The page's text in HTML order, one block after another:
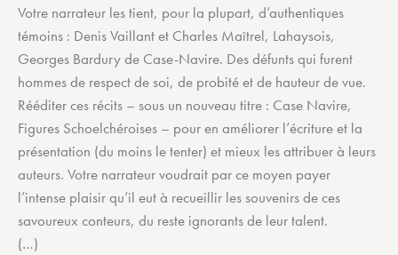
Votre narrateur les tient, pour la plupart, d’authentiques
témoins : Denis Vaillant et Charles Maîtrel, Lahaysois,
Georges Bardury de Case-Navire. Des défunts qui furent
hommes de respect de soi, de probité et de hauteur de vue.
Rééditer ces récits – sous un nouveau titre : Case Navire,
Figures Schoelchéroises – pour en améliorer l’écriture et la
présentation (du moins le tenter) et mieux les attribuer à leurs
auteurs. Votre narrateur voudrait par ce moyen payer
l’intense plaisir qu’il eut à recueillir les souvenirs de ces
savoureux conteurs, du reste ignorants de leur talent.
(…)